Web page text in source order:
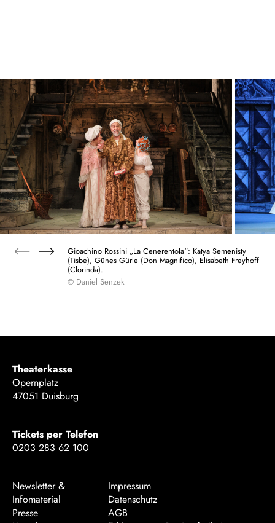
Gioachino Rossini „La Cenerentola“: Katya Semenisty
(Tisbe), Günes Gürle (Don Magnifico), Elisabeth Freyhoff
(Clorinda).
© Daniel Senzek
Theaterkasse
Opernplatz
47051 Duisburg
Tickets per Telefon
0203 283 62 100
Newsletter &
Infomaterial
Presse
Impressum
Datenschutz
AGB